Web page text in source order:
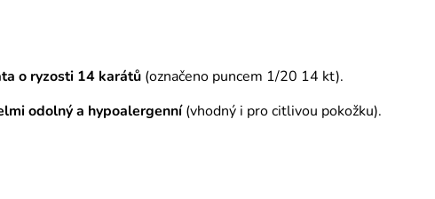
o ryzosti 14 karátů (označeno puncem 1/20 14 kt).
odolný a hypoalergenní(vhodný i pro citlivou pokožku).